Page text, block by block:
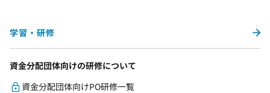
学習・研修
資金分配団体向けの研修について
資金分配団体向けPO研修一覧